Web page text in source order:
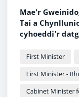
Mae'r
Tai a
cyhoeddi'r
Cymru.
First Minister
First Minister -